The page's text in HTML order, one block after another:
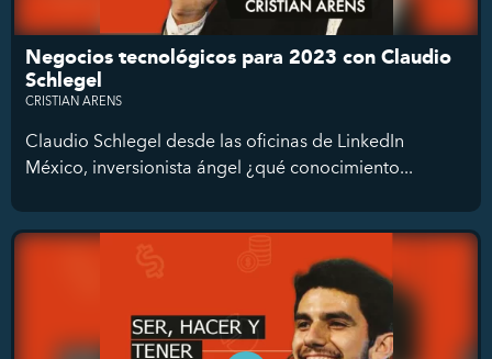
Negocios tecnológicos para 2023 con Claudio
Schlegel
CRISTIAN ARENS
Claudio Schlegel desde las oficinas de LinkedIn
México, inversionista ángel ¿qué conocimiento...